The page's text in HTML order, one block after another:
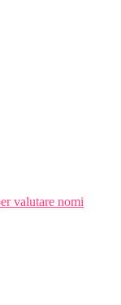
valutare nomi